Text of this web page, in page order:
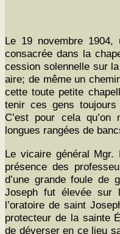
Le 19 novem­bre
con­sacrée dans la
ces­sion solen­nelle sur
aire; de même un
cette toute petite
tenir ces gens
C’est pour cela
longues rangées de
Le vicaire général Mgr.
présence des
d’une grande foule de
Joseph fut élevée sur
l’oratoire de saint
pro­tecteur de la sainte
de dévers­er en ce lieu